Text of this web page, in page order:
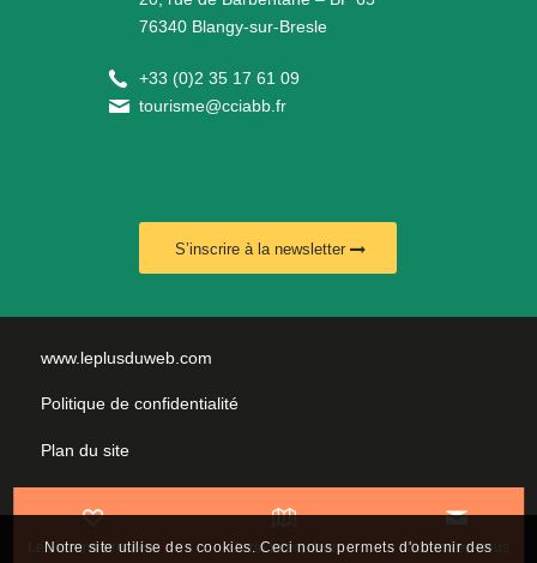
Les incontournables Carte interactive Contactez-nous
76340 Blangy-sur-Bresle
+33 (0)2 35 17 61 09
tourisme@cciabb.fr
S’inscrire à la newsletter
www.leplusduweb.com
Politique de confidentialité
Plan du site
Nous contacter
Notre site utilise des cookies. Ceci nous permets d'obtenir des